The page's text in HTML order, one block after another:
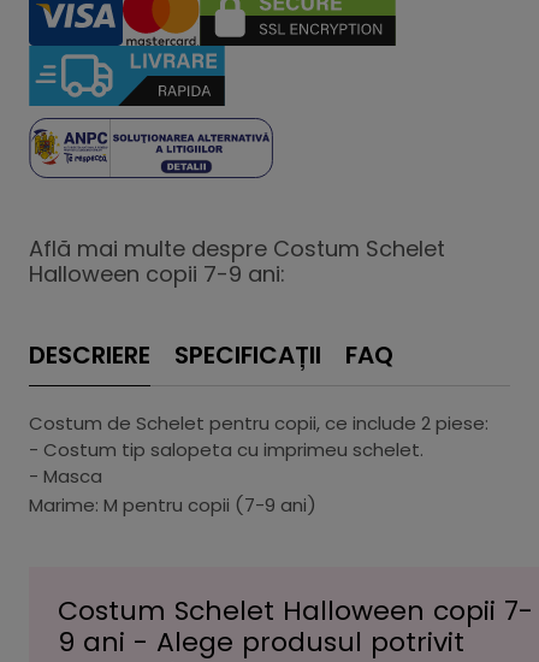
Află mai multe despre Costum Schelet
Halloween copii 7-9 ani:
DESCRIERE SPECIFICAȚII FAQ
Costum de Schelet pentru copii, ce include 2 piese:
- Costum tip salopeta cu imprimeu schelet.
- Masca
Marime: M pentru copii (7-9 ani)
Costum Schelet Halloween copii 7-
9 ani - Alege produsul potrivit